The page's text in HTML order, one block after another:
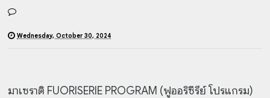
Wednesday, October 30, 2024
มาเซราติ FUORISERIE PROGRAM (ฟูออริซีรีย์ โปรแกรม)